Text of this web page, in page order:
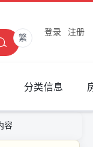
繁
登录 注册
分类信息
容